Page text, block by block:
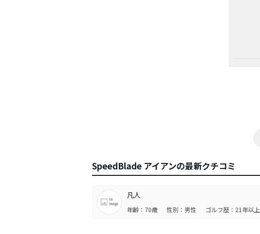
SpeedBlade アイアンの最新クチコミ
凡人
年齢：70歳 性別：男性 ゴルフ歴：21年以上